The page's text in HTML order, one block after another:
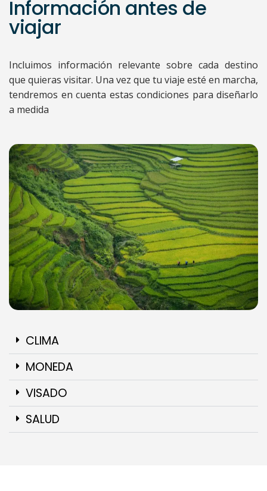
Información antes de
viajar
Incluimos información relevante sobre cada destino
que quieras visitar. Una vez que tu viaje esté en marcha,
tendremos en cuenta estas condiciones para diseñarlo
a medida
CLIMA
MONEDA
VISADO
SALUD